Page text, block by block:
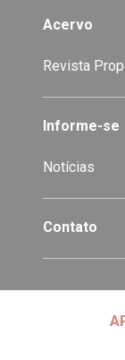
Acervo
Revista
Informe-se
Notícias
Contato